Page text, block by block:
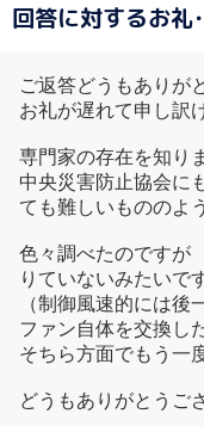
回答に対するお礼
ご返答どうもありが
お礼が遅れて申し訳
専門家の存在を知り
中央災害防止協会に
ても難しいもののよ
色々調べたのですが
りていないみたいで
（制御風速的には後
ファン自体を交換し
そちら方面でもう一
どうもありがとうご